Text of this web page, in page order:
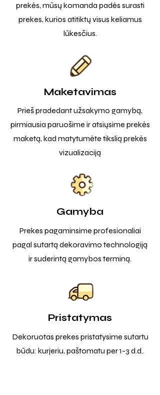
prekės, mūsų komanda padės surasti
prekes, kurios atitiktų visus keliamus
lūkesčius.
Maketavimas
Prieš pradedant užsakymo gamybą,
pirmiausia paruošime ir atsiųsime prekės
maketą, kad matytumėte tikslią prekės
vizualizaciją
Gamyba
Prekes pagaminsime profesionaliai
pagal sutartą dekoravimo technologiją
ir suderintą gamybos terminą.
Pristatymas
Dekoruotas prekes pristatysime sutartu
būdu: kurjeriu, paštomatu per 1-3 d.d..